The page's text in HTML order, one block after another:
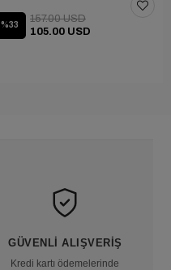
%33
105.00 USD
157.00 USD
GÜVENLI ALIŞVERIŞ
Kredi kartı ödemelerinde